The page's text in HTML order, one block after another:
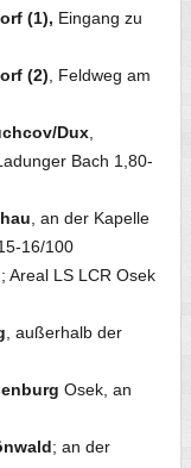
(1), Eingang zu
(2) , Feldweg am
Dux
Bach 1,80-
, an der Kapelle
16/100
; Areal LS LCR Osek
, außerhalb der
Osek, an
; an der